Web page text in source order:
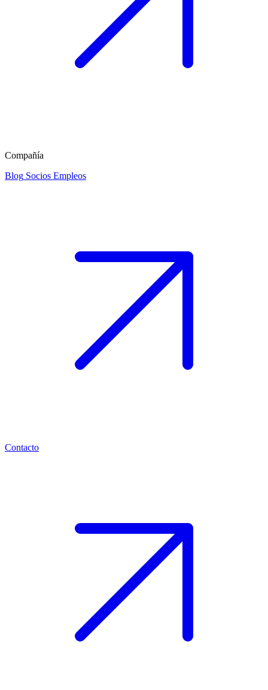
Compañía
Blog Socios Empleos
Contacto